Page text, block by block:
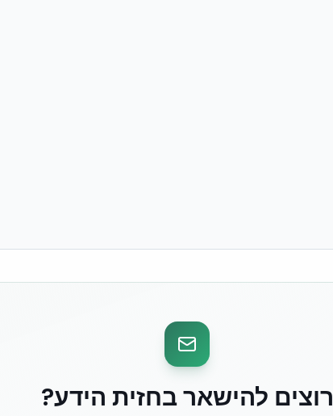
רוצים להישאר בחזית הידע?